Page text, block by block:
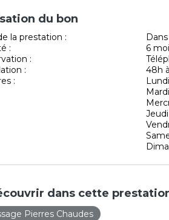
du bon
la prestation :
:
6
:
:
48h
:
Lundi
Mardi
Jeudi
dans cette
Pierres Chaudes